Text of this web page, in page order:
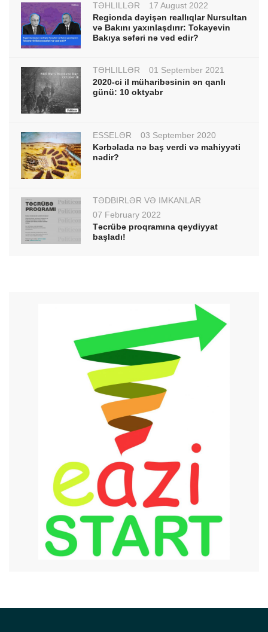
TƏHLİLLƏR
17 August 2022
Regionda dəyişən reallıqlar Nursultan
və Bakını yaxınlaşdırır: Tokayevin
Bakıya səfəri nə vəd edir?
TƏHLİLLƏR
01 September 2021
2020-ci il müharibəsinin ən qanlı
günü: 10 oktyabr
ESSELƏR
03 September 2020
Kərbəlada nə baş verdi və mahiyyəti
nədir?
TƏDBİRLƏR VƏ İMKANLAR
07 February 2022
Təcrübə proqramına qeydiyyat
başladı!